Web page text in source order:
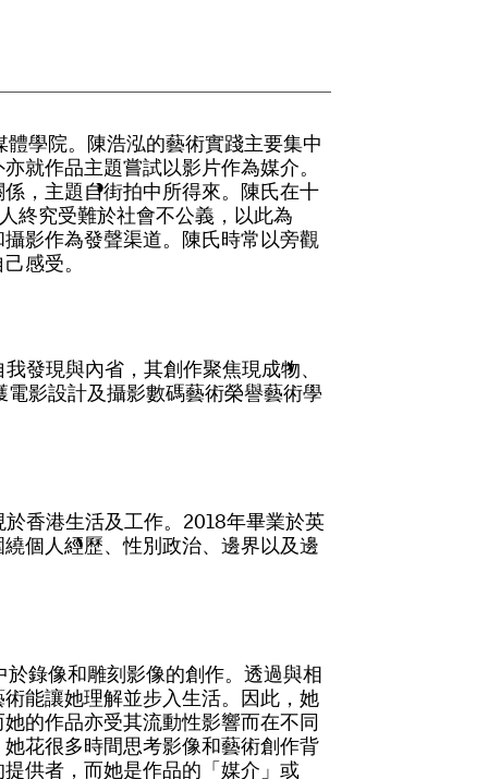
體學院。 陳浩泓的藝術實踐主要集中
亦就作品主題嘗試以影片作為媒介。
係， 主題自街拍中所得來。 陳氏在十
終究受難於社會不公義 ， 以此為
攝影作為發聲渠道。 陳氏時常以旁觀
己感受。
我發現與內省， 其創作聚焦現成物、
電影設計及攝影數碼藝術榮譽藝術學
於香港生活及工作。 2018年畢業於英
繞個人經歷、性別政治、 邊界以及邊
於錄像和雕刻影像的創作。 透過與相
術能讓她理解並步入生活。 因此， 她
她的作品亦受其流動性影響而在不同
她花很多時間思考影像和藝術創作背
提供者， 而她是作品的 「 媒介 」 或